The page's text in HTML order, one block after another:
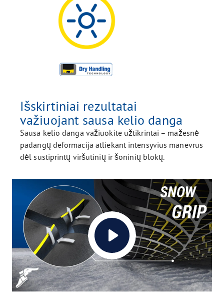
Išskirtiniai rezultatai
važiuojant sausa kelio danga
Sausa kelio danga važiuokite užtikrintai – mažesnė
padangų deformacija atliekant intensyvius manevrus
dėl sustiprintų viršutinių ir šoninių blokų.